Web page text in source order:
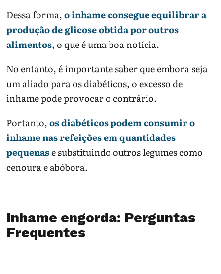
Dessa forma,o inhame consegue equilibrar a
produção de glicose obtida por outros
alimentos, o que é uma boa notícia.
No entanto, é importante saber que embora seja
um aliado para os diabéticos, o excesso de
inhame pode provocar o contrário.
Portanto,os diabéticos podem consumir o
inhame nas refeições em quantidades
pequenase substituindo outros legumes como
cenoura e abóbora.
Inhame engorda: Perguntas
Frequentes